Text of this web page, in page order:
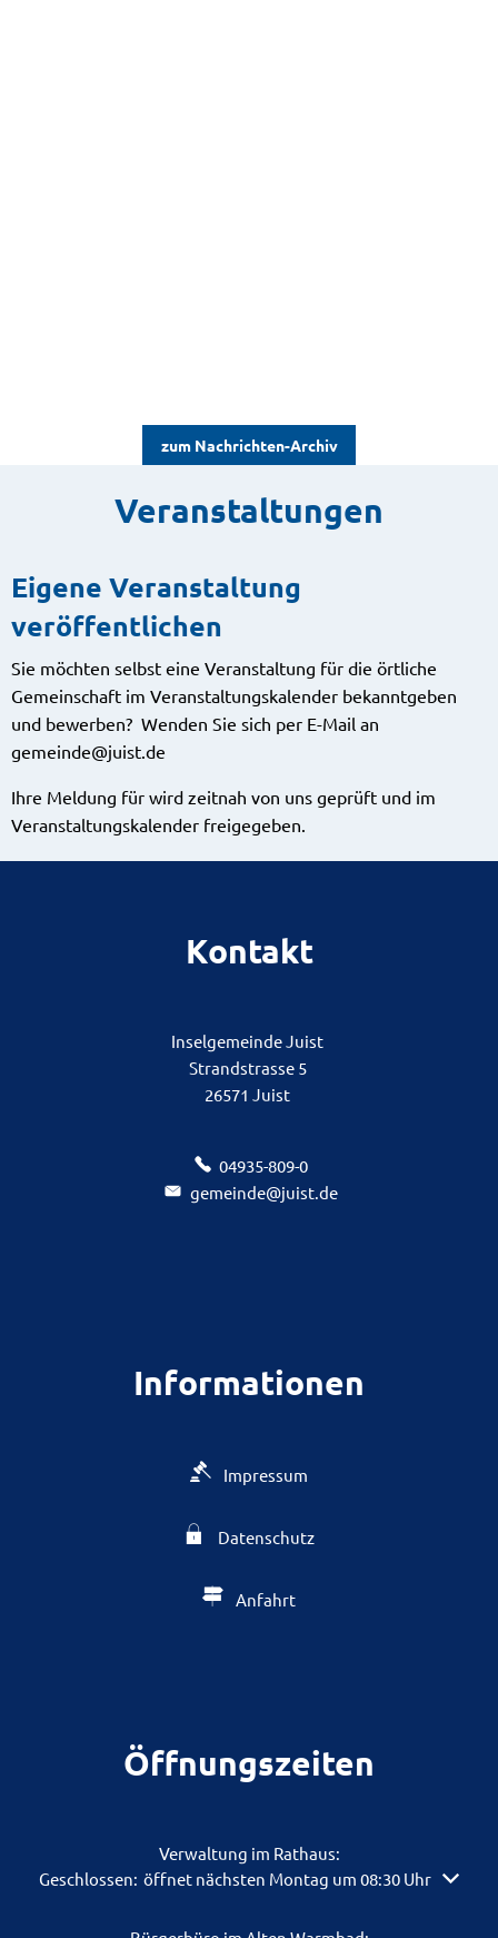
zum Nachrichten-Archiv
Veranstaltungen
Eigene Veranstaltung
veröffentlichen
Sie möchten selbst eine Veranstaltung für die örtliche
Gemeinschaft im Veranstaltungskalender bekanntgeben
und bewerben? Wenden Sie sich per E-Mail an
gemeinde@juist.de
Ihre Meldung für wird zeitnah von uns geprüft und im
Veranstaltungskalender freigegeben.
Kontakt
Inselgemeinde Juist
Strandstrasse 5
26571 Juist
04935-809-0
gemeinde@juist.de
Informationen
Impressum
Datenschutz
Anfahrt
Öffnungszeiten
Verwaltung im Rathaus:
Klicken, um weitere Öffnungs- oder Schließzeiten
Geschlossen: öffnet nächsten Montag um 08:30 Uhr